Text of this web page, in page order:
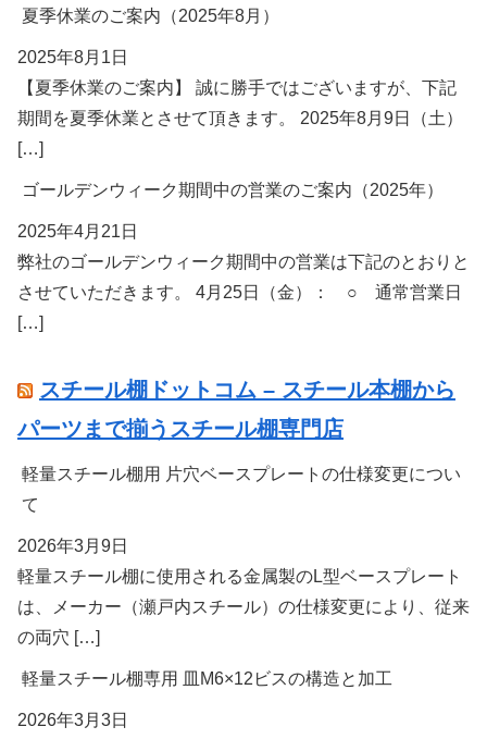
夏季休業のご案内（2025年8月）
2025年8月1日
【夏季休業のご案内】 誠に勝手ではございますが、下記
期間を夏季休業とさせて頂きます。 2025年8月9日（土）
[…]
ゴールデンウィーク期間中の営業のご案内（2025年）
2025年4月21日
弊社のゴールデンウィーク期間中の営業は下記のとおりと
させていただきます。 4月25日（金）： ○ 通常営業日
[…]
スチール棚ドットコム – スチール本棚から
パーツまで揃うスチール棚専門店
軽量スチール棚用 片穴ベースプレートの仕様変更につい
て
2026年3月9日
軽量スチール棚に使用される金属製のL型ベースプレート
は、メーカー（瀬戸内スチール）の仕様変更により、従来
の両穴 […]
軽量スチール棚専用 皿M6×12ビスの構造と加工
2026年3月3日